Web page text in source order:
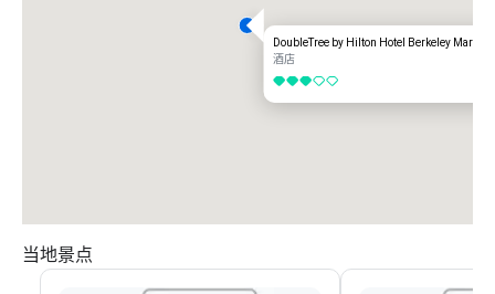
DoubleTree by Hilton Hotel Berkeley Marina
酒店
3/5
当地景点